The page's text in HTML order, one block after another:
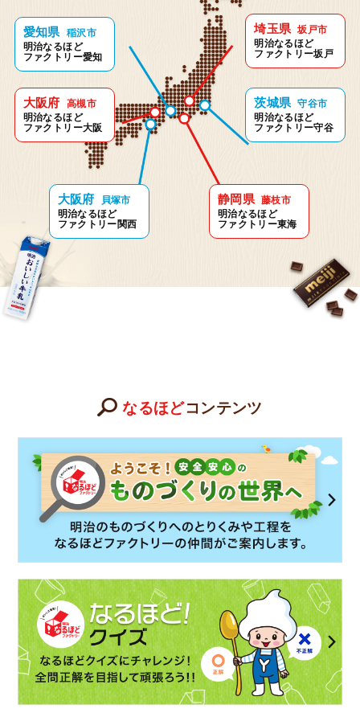
埼玉県 坂戸市
明治なるほどファクトリー
坂戸
見学予約・お問い合わせ
オンライン
茨城県 守谷市
明治なるほど
ファクトリー守谷
埼玉県 坂戸市
明治なるほど
ファクトリー坂戸
静岡県 藤枝市
明治なるほど
ファクトリー東海
愛知県
稲沢市
明治なるほど
ファクトリー愛知
大阪府
高槻市
明治なるほど
ファクトリー大阪
大阪府
貝塚市
明治なるほど
ファクトリー関西
なるほどコンテンツ